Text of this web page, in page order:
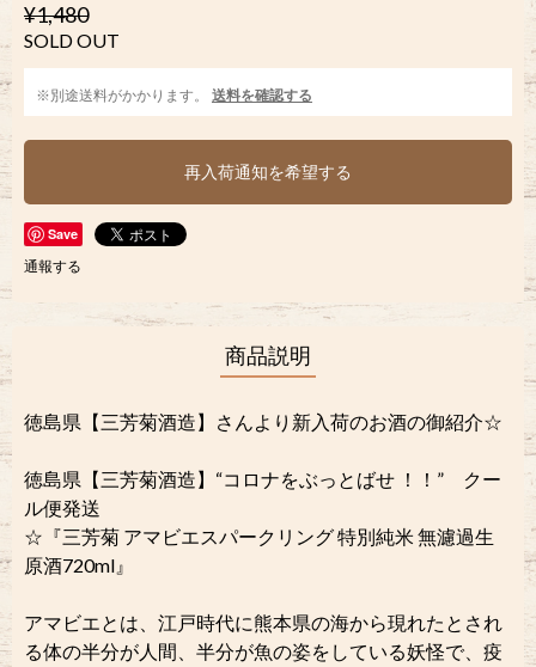
¥1,480
SOLD OUT
※別途送料がかかります。 送料を確認する
再入荷通知を希望する
Save
通報する
商品説明
徳島県【三芳菊酒造】さんより新入荷のお酒の御紹介☆
徳島県【三芳菊酒造】“コロナをぶっとばせ ！！︎” クー
ル便発送
☆『三芳菊 アマビエスパークリング 特別純米 無濾過生
原酒720ml』
アマビエとは、江戸時代に熊本県の海から現れたとされ
る体の半分が人間、半分が魚の姿をしている妖怪で、疫